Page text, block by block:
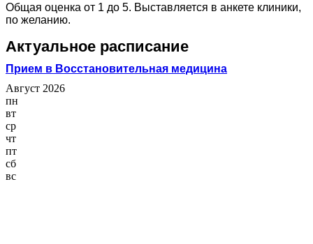
Общая оценка от 1 до 5. Выставляется в анкете клиники,
по желанию.
Актуальное расписание
Прием в Восстановительная медицина
Август 2026
пн
вт
ср
чт
пт
сб
вс